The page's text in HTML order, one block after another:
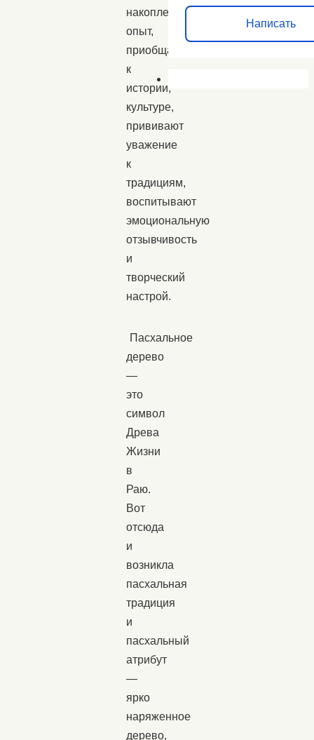
накопленный
опыт,
приобщают
к
истории,
культуре,
прививают
уважение
к
традициям,
воспитывают
эмоциональную
отзывчивость
и
творческий
настрой.
Пасхальное
дерево
—
это
символ
Древа
Жизни
в
Раю.
Вот
отсюда
и
возникла
пасхальная
традиция
и
пасхальный
атрибут
—
ярко
наряженное
дерево,
Написать